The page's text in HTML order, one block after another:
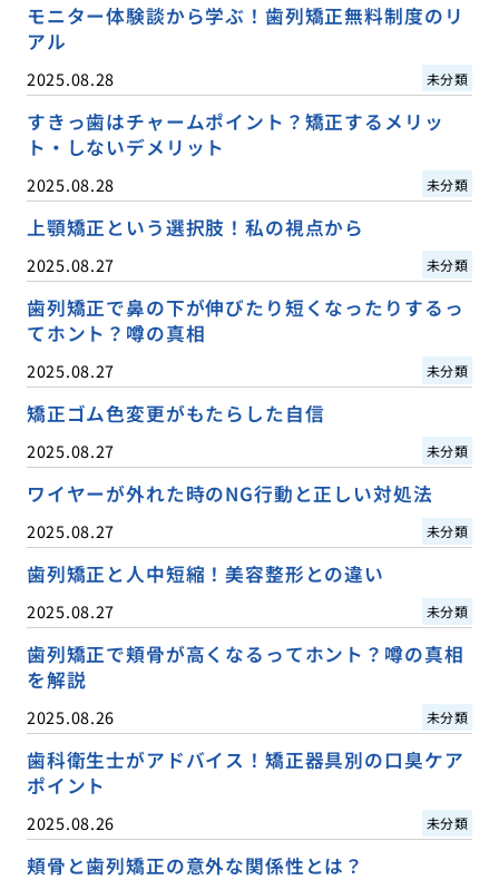
モニター体験談から学ぶ！歯列矯正無料制度のリ
アル
2025.08.28 未分類
すきっ歯はチャームポイント？矯正するメリッ
ト・しないデメリット
2025.08.28 未分類
上顎矯正という選択肢！私の視点から
2025.08.27 未分類
歯列矯正で鼻の下が伸びたり短くなったりするっ
てホント？噂の真相
2025.08.27 未分類
矯正ゴム色変更がもたらした自信
2025.08.27 未分類
ワイヤーが外れた時のNG行動と正しい対処法
2025.08.27 未分類
歯列矯正と人中短縮！美容整形との違い
2025.08.27 未分類
歯列矯正で頬骨が高くなるってホント？噂の真相
を解説
2025.08.26 未分類
歯科衛生士がアドバイス！矯正器具別の口臭ケア
ポイント
2025.08.26 未分類
頬骨と歯列矯正の意外な関係性とは？